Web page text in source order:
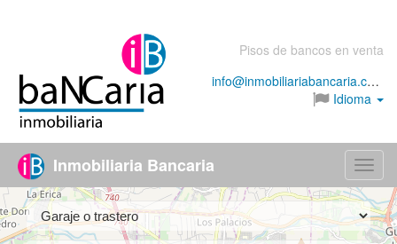
Pisos de bancos en venta
info@inmobiliariabancaria.com
Idioma
Menú
Inmobiliaria Bancaria